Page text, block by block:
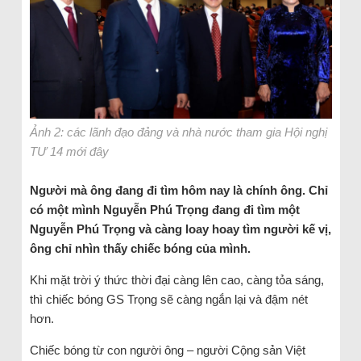
Ảnh 2: các lãnh đạo đảng và nhà nước tham gia Hội nghị
TƯ 14 mới đây
Người mà ông đang đi tìm hôm nay là chính ông. Chỉ
có một mình Nguyễn Phú Trọng đang đi tìm một
Nguyễn Phú Trọng và càng loay hoay tìm người kế vị,
ông chỉ nhìn thấy chiếc bóng của mình.
Khi mặt trời ý thức thời đại càng lên cao, càng tỏa sáng,
thì chiếc bóng GS Trọng sẽ càng ngắn lại và đậm nét
hơn.
Chiếc bóng từ con người ông – người Cộng sản Việt